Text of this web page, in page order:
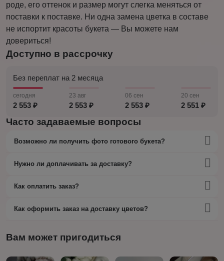
роде, его оттенок и размер могут слегка меняться от
поставки к поставке. Ни одна замена цветка в составе
не испортит красоты букета — Вы можете нам
довериться!
Доступно в рассрочку
Без переплат на 2 месяца
сегодня
2 553 ₽
23 авг
2 553 ₽
06 сен
2 553 ₽
20 сен
2 551 ₽
Часто задаваемые вопросы
Возможно ли получить фото готового букета?
Нужно ли доплачивать за доставку?
Как оплатить заказ?
Как оформить заказ на доставку цветов?
Вам может пригодиться